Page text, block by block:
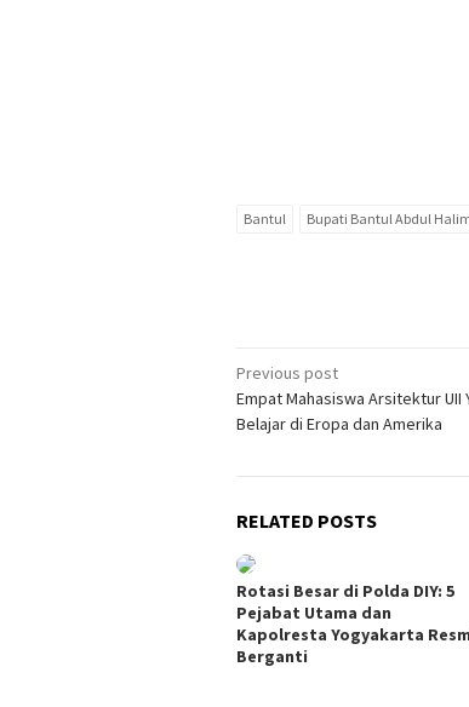
Bantul Bupati Bantul Abdul
Post
navigation
Previous post
Empat Mahasiswa Arsitektur UII
Belajar di Eropa dan Amerika
RELATED POSTS
Rotasi Besar di Polda DIY: 5
Pejabat Utama dan
Kapolresta Yogyakarta
Berganti